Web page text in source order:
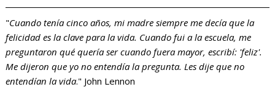
"Cuando tenía cinco años, mi madre siempre me decía que la
felicidad es la clave para la vida. Cuando fui a la escuela, me
preguntaron qué quería ser cuando fuera mayor, escribí: 'feliz'.
Me dijeron que yo no entendía la pregunta. Les dije que no
entendían la vida." John Lennon